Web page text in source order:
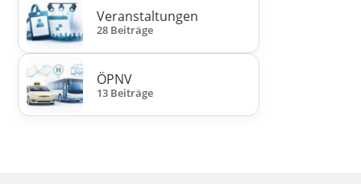
Veranstaltungen
28 Beiträge
ÖPNV
13 Beiträge